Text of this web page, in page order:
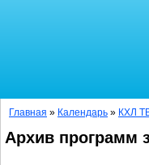
Главная » Календарь » КХЛ
Архив программ